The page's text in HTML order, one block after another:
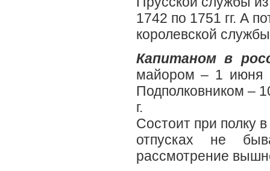
1742 по 1751 гг. А
королевской
Капитаном в
майором – 1 июня
Подполковником –
г.
Состоит при полку
отпусках не
рассмотрение